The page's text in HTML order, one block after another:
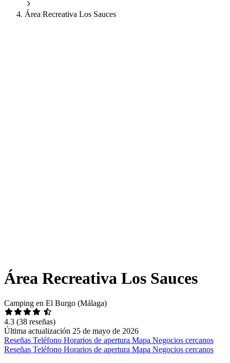
Área Recreativa Los Sauces
Área Recreativa Los Sauces
Camping en El Burgo (Málaga)
4.3 (38 reseñas)
Última actualización 25 de mayo de 2026
Reseñas Teléfono Horarios de apertura Mapa Negocios cercanos
Reseñas Teléfono Horarios de apertura Mapa Negocios cercanos